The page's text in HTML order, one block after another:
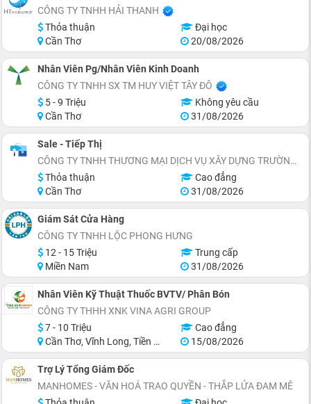
CÔNG TY TNHH HẢI THANH
Thỏa thuận
Đại học
Cần Thơ
20/08/2026
Nhân Viên Pg/Nhân Viên Kinh Doanh
CÔNG TY TNHH SX TM HUY VIỆT TÂY ĐÔ
5 - 9 Triệu
Không yêu cầu
Cần Thơ
31/08/2026
Sale - Tiếp Thị
CÔNG TY TNHH THƯƠNG MẠI DỊCH VỤ XÂY DỰNG TRƯỜNG TÂY ĐÔ
Thỏa thuận
Cao đẳng
Cần Thơ
31/08/2026
Giám Sát Cửa Hàng
CÔNG TY TNHH LỘC PHONG HƯNG
12 - 15 Triệu
Trung cấp
Miền Nam
31/08/2026
Nhân Viên Kỹ Thuật Thuốc BVTV/ Phân Bón
CÔNG TY THHH XNK VINA AGRI GROUP
7 - 10 Triệu
Cao đẳng
Cần Thơ, Vĩnh Long, Tiền Giang
15/08/2026
Trợ Lý Tổng Giám Đốc
MANHOMES - VĂN HOÁ TRAO QUYỀN - THẮP LỬA ĐAM MÊ